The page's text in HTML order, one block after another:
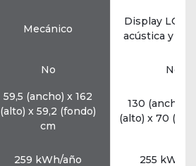
Mecánico
Display
acústica y
No No
59,5 (ancho) x 162
(alto) x 59,2 (fondo)
cm
130 (ancho)
(alto) x 70
259 kWh/año 255 kWh/